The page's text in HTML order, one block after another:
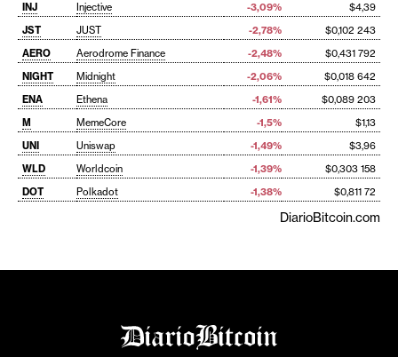
INJ
Injective -3,09%
$4,39
JST
JUST -2,78%
$0,102 243
AERO
Aerodrome Finance -2,48%
$0,431 792
NIGHT
Midnight -2,06%
$0,018 642
ENA
Ethena -1,61%
$0,089 203
M
MemeCore -1,5%
$1,13
UNI
Uniswap -1,49%
$3,96
WLD
Worldcoin -1,39%
$0,303 158
DOT
Polkadot -1,38% $0,811 72
DiarioBitcoin.com